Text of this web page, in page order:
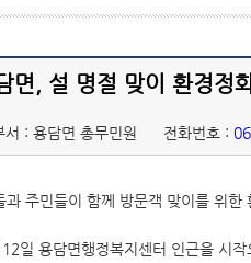
면, 설 명절 맞이 환경정
서 : 용담면 총무민원 전화번호 :
주민들이 함께 방문객 맞이를 위한
일 용담면행정복지센터 인근을 시